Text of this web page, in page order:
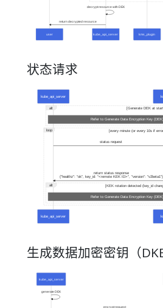
状态请求
生成数据加密密钥（DKE